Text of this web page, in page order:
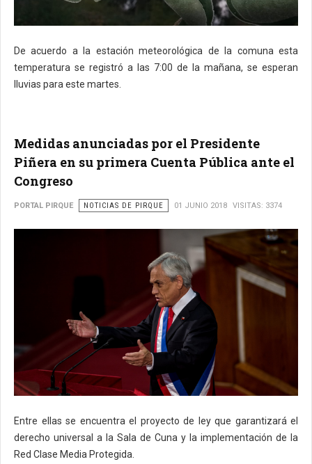
De acuerdo a la estación meteorológica de la comuna esta
temperatura se registró a las 7:00 de la mañana, se esperan
lluvias para este martes.
Medidas anunciadas por el Presidente
Piñera en su primera Cuenta Pública ante el
Congreso
PORTAL PIRQUE NOTICIAS DE PIRQUE 01 JUNIO 2018 VISITAS: 3374
Entre ellas se encuentra el proyecto de ley que garantizará el
derecho universal a la Sala de Cuna y la implementación de la
Red Clase Media Protegida.